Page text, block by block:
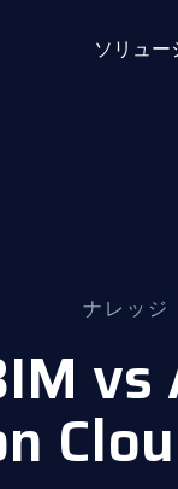
ソリュー
ナレッジ